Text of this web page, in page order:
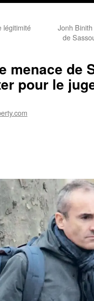
légitimité
Jonh
de
menace de
pour le